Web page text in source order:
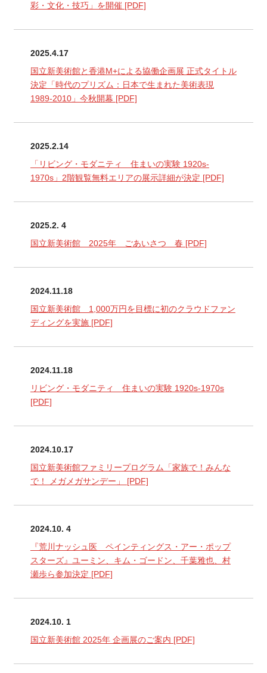
彩・文化・技巧」を開催[PDF]
2025.4.17
国立新美術館と香港M+による協働企画展 正式タイトル
決定「時代のプリズム：日本で生まれた美術表現
1989-2010」今秋開幕 [PDF]
2025.2.14
「リビング・モダニティ 住まいの実験 1920s-
1970s」2階観覧無料エリアの展示詳細が決定 [PDF]
2025.2. 4
国立新美術館 2025年 ごあいさつ 春 [PDF]
2024.11.18
国立新美術館 1,000万円を目標に初のクラウドファン
ディングを実施[PDF]
2024.11.18
リビング・モダニティ 住まいの実験 1920s-1970s
[PDF]
2024.10.17
国立新美術館ファミリープログラム「家族で！みんな
で！ メガメガサンデー」
[PDF]
2024.10. 4
『荒川ナッシュ医 ペインティングス・アー・ポップ
スターズ』ユーミン、キム・ゴードン、千葉雅也、村
瀬歩ら参加決定 [PDF]
2024.10. 1
国立新美術館 2025年 企画展のご案内 [PDF]